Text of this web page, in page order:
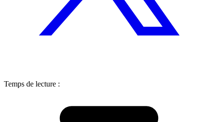
Temps de lecture :